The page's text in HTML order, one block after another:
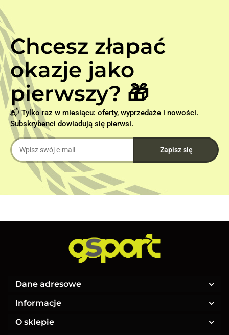
Chcesz złapać
okazje jako
pierwszy? 🎁
📬 Tylko raz w miesiącu: oferty, wyprzedaże i nowości.
Subskrybenci dowiadują się pierwsi.
Dane adresowe
Informacje
O sklepie